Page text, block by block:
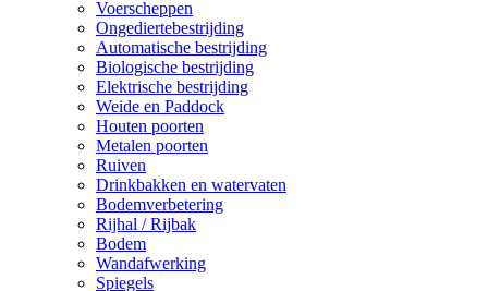
Voerscheppen
Ongediertebestrijding
Automatische bestrijding
Biologische bestrijding
Elektrische bestrijding
Weide en Paddock
Houten poorten
Metalen poorten
Ruiven
Drinkbakken en watervaten
Bodemverbetering
Rijhal / Rijbak
Bodem
Wandafwerking
Spiegels